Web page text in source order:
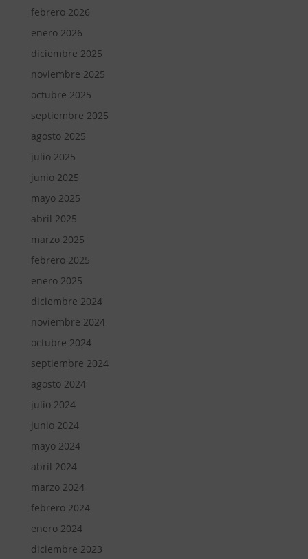
febrero 2026
enero 2026
diciembre 2025
noviembre 2025
octubre 2025
septiembre 2025
agosto 2025
julio 2025
junio 2025
mayo 2025
abril 2025
marzo 2025
febrero 2025
enero 2025
diciembre 2024
noviembre 2024
octubre 2024
septiembre 2024
agosto 2024
julio 2024
junio 2024
mayo 2024
abril 2024
marzo 2024
febrero 2024
enero 2024
diciembre 2023